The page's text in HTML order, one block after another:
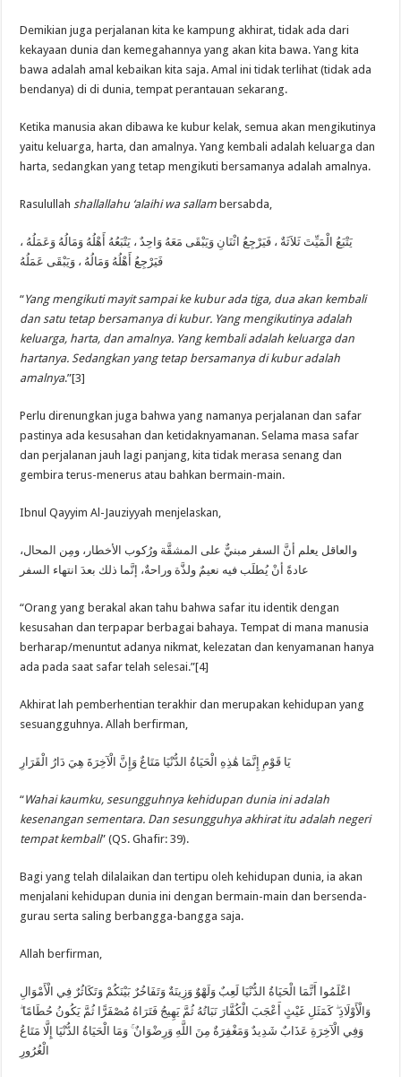
Demikian juga perjalanan kita ke kampung akhirat, tidak ada dari
kekayaan dunia dan kemegahannya yang akan kita bawa. Yang kita
bawa adalah amal kebaikan kita saja. Amal ini tidak terlihat (tidak ada
bendanya) di di dunia, tempat perantauan sekarang.
Ketika manusia akan dibawa ke kubur kelak, semua akan mengikutinya
yaitu keluarga, harta, dan amalnya. Yang kembali adalah keluarga dan
harta, sedangkan yang tetap mengikuti bersamanya adalah amalnya.
Rasulullah shallallahu ‘alaihi wa sallam bersabda,
ﻳَﺘْﺒَﻊُ ﺍﻟْﻤَﻴِّﺖَ ﺛَﻼَﺛَﺔٌ ، ﻓَﻴَﺮْﺟِﻊُ ﺍﺛْﻨَﺎﻥِ ﻭَﻳَﺒْﻘَﻰ ﻣَﻌَﻪُ ﻭَﺍﺣِﺪٌ ، ﻳَﺘْﺒَﻌُﻪُ ﺃَﻫْﻠُﻪُ ﻭَﻣَﺎﻟُﻪُ ﻭَﻋَﻤَﻠُﻪُ ،
ﻓَﻴَﺮْﺟِﻊُ ﺃَﻫْﻠُﻪُ ﻭَﻣَﺎﻟُﻪُ ، ﻭَﻳَﺒْﻘَﻰ ﻋَﻤَﻠُﻪُ
“Yang mengikuti mayit sampai ke kubur ada tiga, dua akan kembali
dan satu tetap bersamanya di kubur. Yang mengikutinya adalah
keluarga, harta, dan amalnya. Yang kembali adalah keluarga dan
hartanya. Sedangkan yang tetap bersamanya di kubur adalah
amalnya.”[3]
Perlu direnungkan juga bahwa yang namanya perjalanan dan safar
pastinya ada kesusahan dan ketidaknyamanan. Selama masa safar
dan perjalanan jauh lagi panjang, kita tidak merasa senang dan
gembira terus-menerus atau bahkan bermain-main.
Ibnul Qayyim Al-Jauziyyah menjelaskan,
،ﻭﺍﻟﻌﺎﻗﻞ ﻳﻌﻠﻢ ﺃﻥَّ ﺍﻟﺴﻔﺮ ﻣﺒﻨﻲٌّ ﻋﻠﻰ ﺍﻟﻤﺸﻘَّﺔ ﻭﺭُﻛﻮﺏ ﺍﻷﺧﻄﺎﺭ، ﻭﻣِﻦ ﺍﻟﻤﺤﺎﻝ
ﻋﺎﺩﺓً ﺃﻥْ ﻳُﻄﻠَﺐ ﻓﻴﻪ ﻧﻌﻴﻢٌ ﻭﻟﺬَّﺓ ﻭﺭﺍﺣﺔٌ، ﺇﻧَّﻤﺎ ﺫﻟﻚ ﺑﻌﺪَ ﺍﻧﺘﻬﺎﺀ ﺍﻟﺴﻔﺮ
“Orang yang berakal akan tahu bahwa safar itu identik dengan
kesusahan dan terpapar berbagai bahaya. Tempat di mana manusia
berharap/menuntut adanya nikmat, kelezatan dan kenyamanan hanya
ada pada saat safar telah selesai.”[4]
Akhirat lah pemberhentian terakhir dan merupakan kehidupan yang
sesuangguhnya. Allah berfirman,
ﻳَﺎ ﻗَﻮْﻡِ ﺇِﻧَّﻤَﺎ ﻫَٰﺬِﻩِ ﺍﻟْﺤَﻴَﺎﺓُ ﺍﻟﺪُّﻧْﻴَﺎ ﻣَﺘَﺎﻉٌ ﻭَﺇِﻥَّ ﺍﻟْﺂﺧِﺮَﺓَ ﻫِﻲَ ﺩَﺍﺭُ ﺍﻟْﻘَﺮَﺍﺭِ
“Wahai kaumku, sesungguhnya kehidupan dunia ini adalah
kesenangan sementara. Dan sesungguhya akhirat itu adalah negeri
tempat kembali” (QS. Ghafir: 39).
Bagi yang telah dilalaikan dan tertipu oleh kehidupan dunia, ia akan
menjalani kehidupan dunia ini dengan bermain-main dan bersenda-
gurau serta saling berbangga-bangga saja.
Allah berfirman,
اعْلَمُوا أَنَّمَا الْحَيَاةُ الدُّنْيَا لَعِبٌ وَلَهْوٌ وَزِينَةٌ وَتَفَاخُرٌ بَيْنَكُمْ وَتَكَاثُرٌ فِي الْأَمْوَالِ
وَالْأَوْلَادِ ۖ كَمَثَلِ غَيْثٍ أَعْجَبَ الْكُفَّارَ نَبَاتُهُ ثُمَّ يَهِيجُ فَتَرَاهُ مُصْفَرًّا ثُمَّ يَكُونُ حُطَامًا ۖ
وَفِي الْآخِرَةِ عَذَابٌ شَدِيدٌ وَمَغْفِرَةٌ مِنَ اللَّهِ وَرِضْوَانٌ ۚ وَمَا الْحَيَاةُ الدُّنْيَا إِلَّا مَتَاعُ
الْغُرُورِ